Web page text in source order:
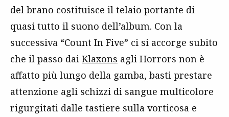
del brano costituisce il telaio portante di
quasi tutto il suono dell’album. Con la
successiva “Count In Five” ci si accorge subito
che il passo dai Klaxons agli Horrors non è
affatto più lungo della gamba, basti prestare
attenzione agli schizzi di sangue multicolore
rigurgitati dalle tastiere sulla vorticosa e